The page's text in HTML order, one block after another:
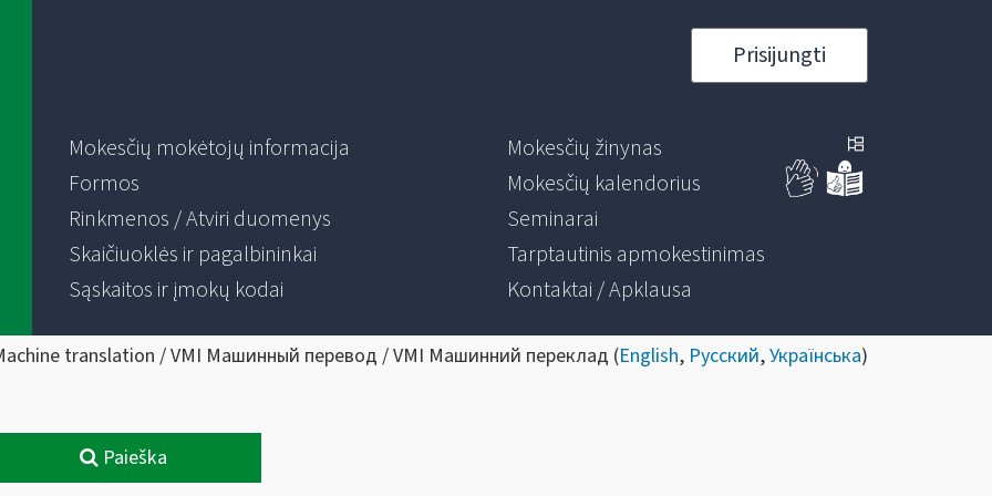
Prisijungti
Mokesčių mokėtojų informacija
Formos
Rinkmenos / Atviri duomenys
Skaičiuoklės ir pagalbininkai
Sąskaitos ir įmokų kodai
Mokesčių žinynas
Mokesčių kalendorius
Seminarai
Tarptautinis apmokestinimas
Kontaktai / Apklausa
translation / VMI Машинный перевод / VMI Машинний переклад (English, Русский,Українська)
Paieška